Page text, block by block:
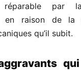
réparable par
en raison de la
qu’il subit.